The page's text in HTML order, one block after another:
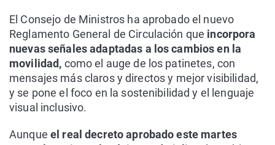
El Consejo de Ministros ha aprobado el nuevo
Reglamento General de Circulación que incorpora
nuevas señales adaptadas a los cambios en la
movilidad, como el auge de los patinetes, con
mensajes más claros y directos y mejor visibilidad,
y se pone el foco en la sostenibilidad y el lenguaje
visual inclusivo.
Aunque el real decreto aprobado este martes